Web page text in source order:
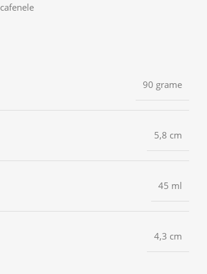
cafenele
90 grame
5,8 cm
45 ml
4,3 cm